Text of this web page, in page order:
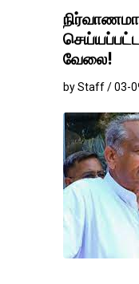
வேலை!
by Staff / 03-